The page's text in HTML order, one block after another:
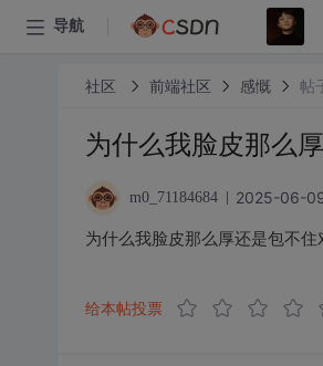
导航
社区 前端社区 感慨 帖
为什么我脸皮那么
m0_71184684 2025-06-
为什么我脸皮那么厚还是包不
给本帖投票